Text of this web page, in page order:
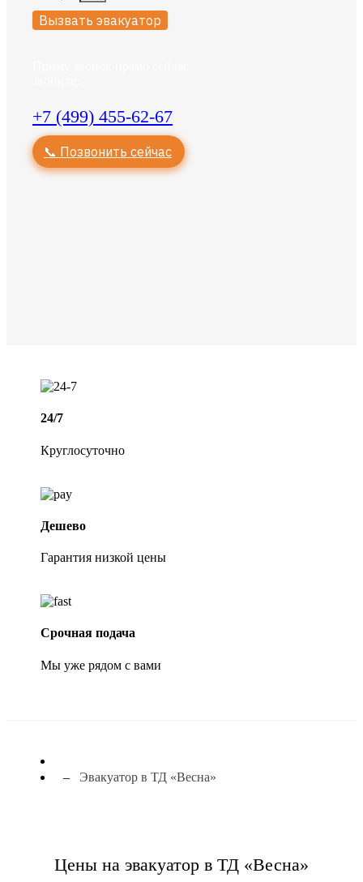
Вызвать эвакуатор
+7 (499) 455-62-67
📞 Позвонить сейчас
24/7
Круглосуточно
Дешево
Гарантия низкой цены
Срочная подача
Мы уже рядом с вами
Эвакуатор в ТД «Весна»
Цены на эвакуатор в ТД «Весна»